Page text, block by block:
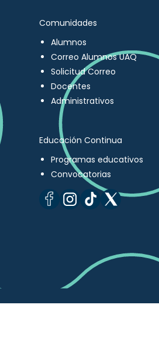
Comunidades
Alumnos
Correo Alumnos UAQ
Solicitud Correo
Docentes
Administrativos
Educación Continua
Programas educativos
Convocatorias